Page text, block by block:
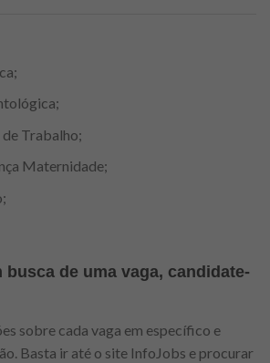
de Trabalho;
Maternidade;
busca de uma vaga, candidate-
sobre cada vaga em específico e
Basta ir até o site InfoJobs e procurar